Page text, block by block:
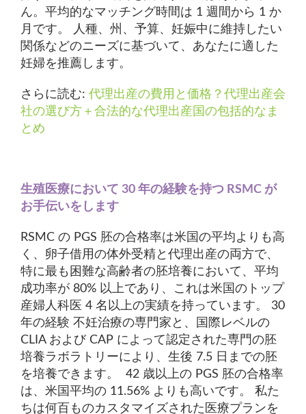
ん。平均的なマッチング時間は 1 週間から 1 か
月です。 人種、州、予算、妊娠中に維持したい
関係などのニーズに基づいて、あなたに適した
妊婦を推薦します。
さらに読む: 代理出産の費用と価格？代理出産会
社の選び方＋合法的な代理出産国の包括的なま
とめ
生殖医療において 30 年の経験を持つ RSMC が
お手伝いをします
RSMC の PGS 胚の合格率は米国の平均よりも高
く、卵子借用の体外受精と代理出産の両方で、
特に最も困難な高齢者の胚培養において、平均
成功率が 80% 以上であり、これは米国のトップ
産婦人科医 4 名以上の実績を持っています。 30
年の経験 不妊治療の専門家と、国際レベルの
CLIA および CAP によって認定された専門の胚
培養ラボラトリーにより、生後 7.5 日までの胚
を培養できます。 42 歳以上の PGS 胚の合格率
は、米国平均の 11.56% よりも高いです。 私た
ちは何百ものカスタマイズされた医療プランを